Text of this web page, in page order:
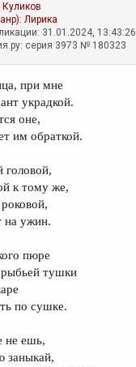
Лирика
31.01.2024, 13:43:26
серия 3973 № 180323
при мне
украдкой.
оне,
им обраткой.
к тому же,
на ужин.
пюре
рыбьей тушки
по сушке.
не ешь,
заныкай,